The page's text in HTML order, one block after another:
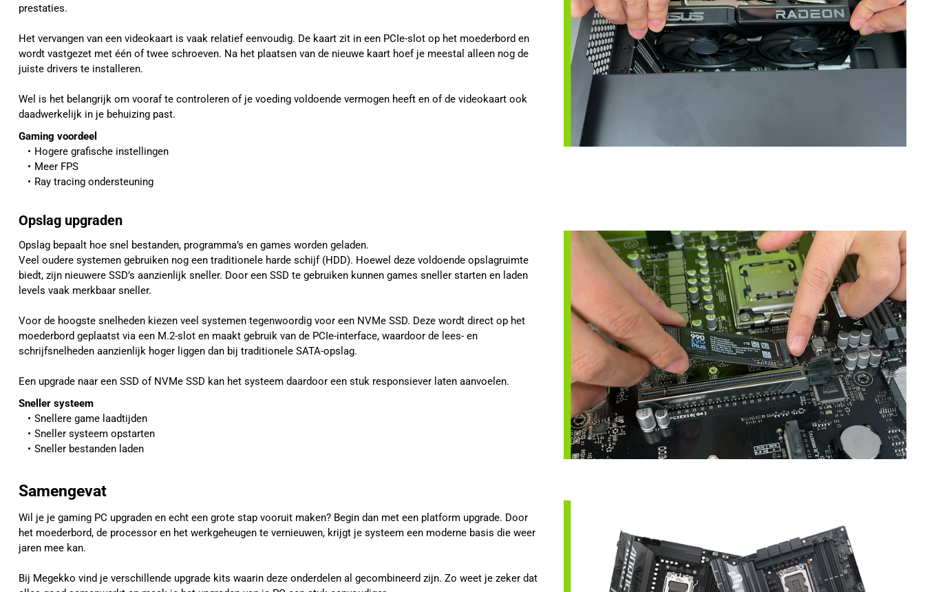
prestaties.
Het vervangen van een videokaart is vaak relatief eenvoudig. De kaart zit in een PCIe-slot op het moederbord en
wordt vastgezet met één of twee schroeven. Na het plaatsen van de nieuwe kaart hoef je meestal alleen nog de
juiste drivers te installeren.
Wel is het belangrijk om vooraf te controleren of je voeding voldoende vermogen heeft en of de videokaart ook
daadwerkelijk in je behuizing past.
Gaming voordeel
Hogere grafische instellingen
Meer FPS
Ray tracing ondersteuning
Opslag upgraden
Opslag bepaalt hoe snel bestanden, programma’s en games worden geladen.
Veel oudere systemen gebruiken nog een traditionele harde schijf (HDD). Hoewel deze voldoende opslagruimte
biedt, zijn nieuwere SSD’s aanzienlijk sneller. Door een SSD te gebruiken kunnen games sneller starten en laden
levels vaak merkbaar sneller.
Voor de hoogste snelheden kiezen veel systemen tegenwoordig voor een NVMe SSD. Deze wordt direct op het
moederbord geplaatst via een M.2-slot en maakt gebruik van de PCIe-interface, waardoor de lees- en
schrijfsnelheden aanzienlijk hoger liggen dan bij traditionele SATA-opslag.
Een upgrade naar een SSD of NVMe SSD kan het systeem daardoor een stuk responsiever laten aanvoelen.
Sneller systeem
Snellere game laadtijden
Sneller systeem opstarten
Sneller bestanden laden
Samengevat
Wil je je gaming PC upgraden en echt een grote stap vooruit maken? Begin dan met een platform upgrade. Door
het moederbord, de processor en het werkgeheugen te vernieuwen, krijgt je systeem een moderne basis die weer
jaren mee kan.
Bij Megekko vind je verschillende upgrade kits waarin deze onderdelen al gecombineerd zijn. Zo weet je zeker dat